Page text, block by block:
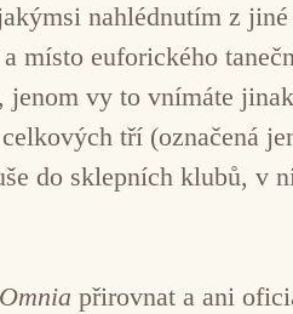
nahlédnutím z
místo euforického
vy to vnímáte
tří (označená
do sklepních klubů, v
Omnia přirovnat a ani